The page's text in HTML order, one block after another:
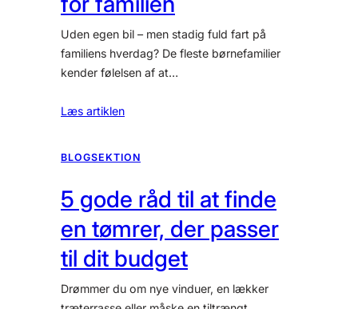
Uden egen bil – men stadig fuld fart på
familiens hverdag? De fleste børnefamilier
kender følelsen af at…
Læs artiklen
BLOGSEKTION
5 gode råd til at finde
en tømrer, der passer
til dit budget
Drømmer du om nye vinduer, en lækker